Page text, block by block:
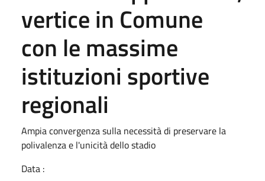
vertice in Comune
con le massime
istituzioni sportive
regionali
Ampia convergenza sulla necessità di preservare la
polivalenza e l'unicità dello stadio
Data :